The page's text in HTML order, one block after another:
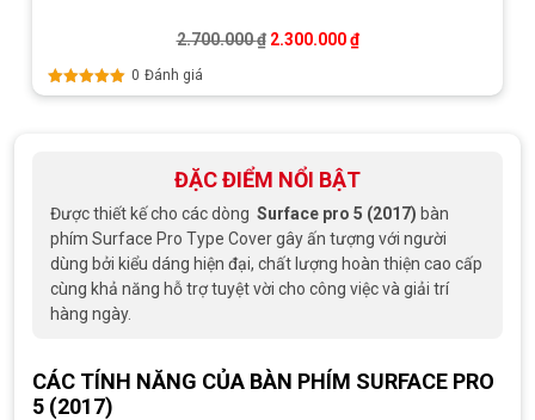
2.700.000₫ Giá gốc là: 2.700.000 ₫.
2.300.000₫Giá hiện tại là:
Được xếp
0 Đánh giá
ĐẶC ĐIỂM NỔI BẬT
Được thiết kế cho các dòng Surface pro 5 (2017) bàn
phím Surface Pro Type Cover gây ấn tượng với người
dùng bởi kiểu dáng hiện đại, chất lượng hoàn thiện cao cấp
cùng khả năng hỗ trợ tuyệt vời cho công việc và giải trí
hàng ngày.
CÁC TÍNH NĂNG CỦA BÀN PHÍM SURFACE PRO
5 (2017)